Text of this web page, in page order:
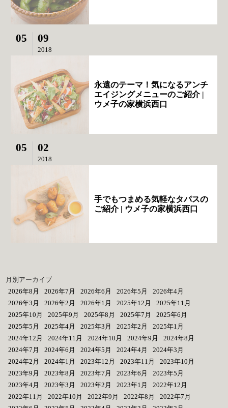
05 09
2018
永遠のテーマ！気になるアンチ
エイジングメニューのご紹介 |
ウメ子の家横浜西口
05 02
2018
手でもつまめる気軽なタパスの
ご紹介 | ウメ子の家横浜西口
月別アーカイブ
2026年8月
2026年7月 2026年6月 2026年5月
2026年4月
2026年3月
2026年2月 2026年1月 2025年12月
2025年11月
2025年10月
2025年9月 2025年8月 2025年7月
2025年6月
2025年5月
2025年4月 2025年3月 2025年2月
2025年1月
2024年12月
2024年11月 2024年10月 2024年9月
2024年8月
2024年7月
2024年6月 2024年5月 2024年4月
2024年3月
2024年2月
2024年1月 2023年12月 2023年11月
2023年10月
2023年9月
2023年8月 2023年7月 2023年6月
2023年5月
2023年4月
2023年3月 2023年2月 2023年1月
2022年12月
2022年11月
2022年10月 2022年9月 2022年8月
2022年7月